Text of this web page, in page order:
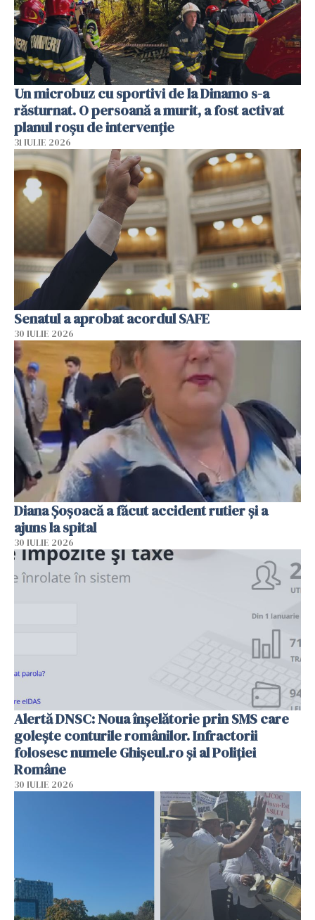
Un microbuz cu sportivi de la Dinamo s-a
răsturnat. O persoană a murit, a fost activat
planul roșu de intervenție
31 IULIE 2026
Senatul a aprobat acordul SAFE
30 IULIE 2026
Diana Șoșoacă a făcut accident rutier și a
ajuns la spital
30 IULIE 2026
Alertă DNSC: Noua înșelătorie prin SMS care
golește conturile românilor. Infractorii
folosesc numele Ghișeul.ro și al Poliției
Române
30 IULIE 2026